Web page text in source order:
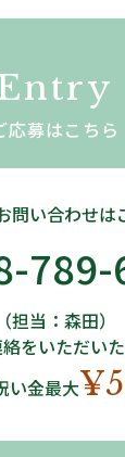
応募はこちら
問い合わせは
789-
（担当：森田）
をいただいた
い金最大